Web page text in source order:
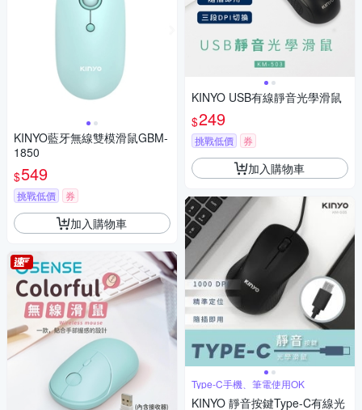
KINYO藍牙無線雙模滑鼠GBM-
1850
$549
挑戰低價 券
加入購物車
KINYO USB有線靜音光學滑鼠
$249
挑戰低價 券
加入購物車
Type-C手機、筆電使用OK
KINYO 靜音按鍵Type-C有線光